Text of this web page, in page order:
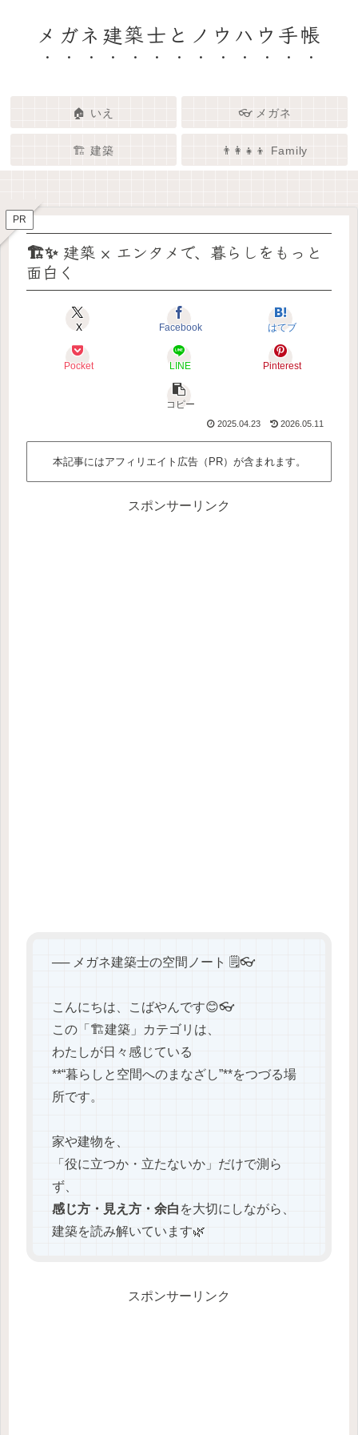
メガネ建築士とノウハウ手帳
🏠 いえ 👓 メガネ
🏗️ 建築 👨‍👩‍👧‍👦 Family
🏠✨ 建築士と考える「いい家」
👓✨ メガネの奥にある「わたし
🏗️✨ 建築 × エンタメで、暮らし
👨‍👩‍👧🌿 Family – 暮らしを育て
PR
🏗️✨ 建築 × エンタメで、暮らしをもっと
面白く
X Facebook はてブ
Pocket LINE Pinterest
コピー
2025.04.23 2026.05.11
本記事にはアフィリエイト広告（PR）が含まれます。
スポンサーリンク
── メガネ建築士の空間ノート 🗒️👓
こんにちは、こばやんです😊👓
この「🏗️建築」カテゴリは、
わたしが日々感じている
**“暮らしと空間へのまなざし”**をつづる場
所です。
家や建物を、
「役に立つか・立たないか」だけで測ら
ず、
感じ方・見え方・余白 を大切にしながら、
建築を読み解いています🌿
スポンサーリンク